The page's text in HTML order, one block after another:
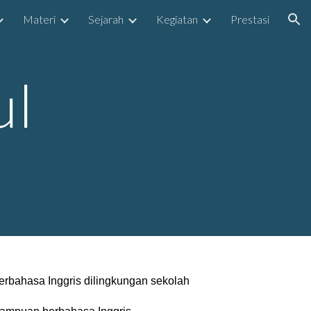
Materi Sejarah Kegiatan Prestasi
Inggris dilingkungan sekolah